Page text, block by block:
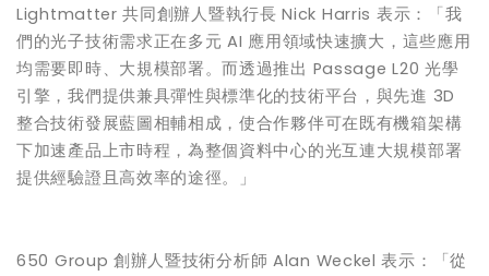
Lightmatter 共同創辦人暨執行長 Nick Harris 表示：「我
們的光子技術需求正在多元 AI 應用領域快速擴大，這些應用
均需要即時、大規模部署。而透過推出 Passage L20 光學
引擎，我們提供兼具彈性與標準化的技術平台，與先進 3D
整合技術發展藍圖相輔相成，使合作夥伴可在既有機箱架構
下加速產品上市時程，為整個資料中心的光互連大規模部署
提供經驗證且高效率的途徑。」
650 Group 創辦人暨技術分析師 Alan Weckel 表示：「從